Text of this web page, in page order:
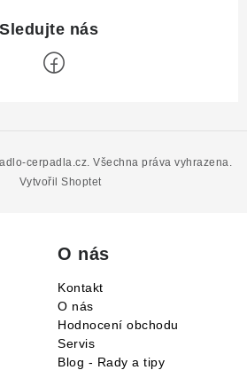
Vytvořil Shoptet
cerpadla.cz. Všechna práva vyhrazena.
O nás
Kontakt
O nás
Hodnocení obchodu
Servis
Blog - Rady a tipy